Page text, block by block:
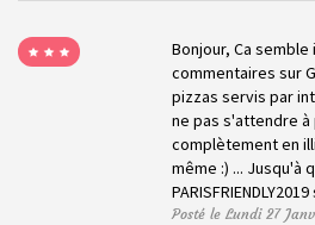
Bonjour, Ca
commentaires sur
pizzas servis par
ne pas s'attendre
complètement en
même :) ... Jusqu'à
Posté le Lundi 27